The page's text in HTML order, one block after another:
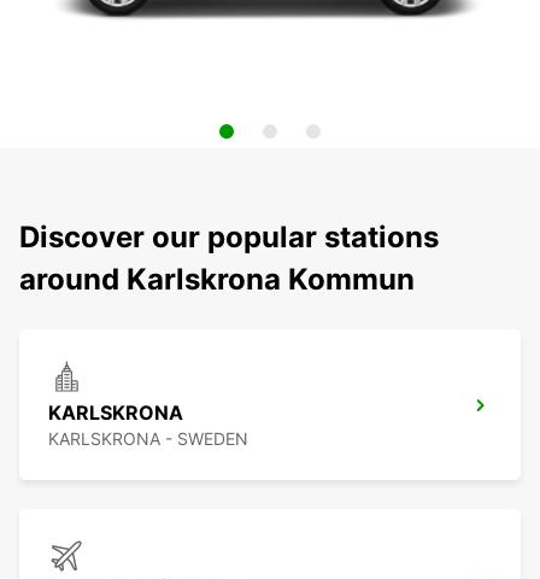
Discover our popular stations
around Karlskrona Kommun
KARLSKRONA
KARLSKRONA - SWEDEN